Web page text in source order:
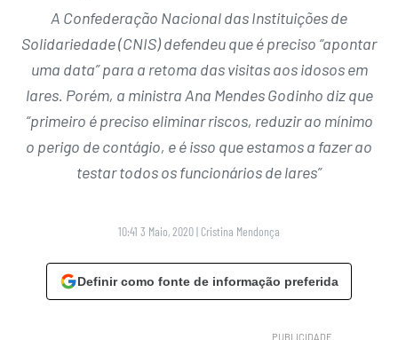
A Confederação Nacional das Instituições de
Solidariedade (CNIS) defendeu que é preciso “apontar
uma data” para a retoma das visitas aos idosos em
lares. Porém, a ministra Ana Mendes Godinho diz que
“primeiro é preciso eliminar riscos, reduzir ao mínimo
o perigo de contágio, e é isso que estamos a fazer ao
testar todos os funcionários de lares”
10:41 3 Maio, 2020| Cristina Mendonça
Definir como fonte de informação preferida